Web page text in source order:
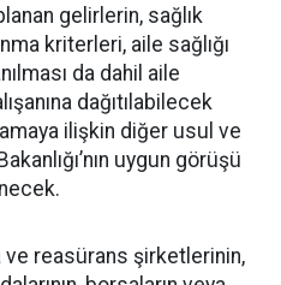
gelirlerin, sağlık
kriterleri, aile sağlığı
da dahil aile
dağıtılabilecek
ilişkin diğer usul ve
uygun görüşü
ve reasürans şirketlerinin,